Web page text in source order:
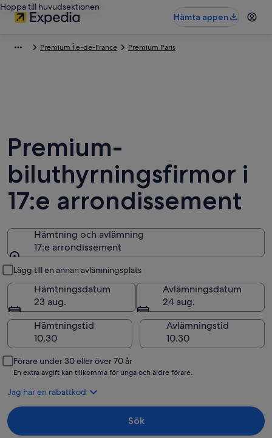
Hoppa till huvudsektionen
Hämta appen
Premium Île-de-France Premium Paris
Premium-
biluthyrningsfirmor i
17:e arrondissement
Hämtning och avlämning
17:e arrondissement
Lägg till en annan avlämningsplats
Hämtningsdatum
23 aug.
Avlämningsdatum
24 aug.
Hämtningstid
Avlämningstid
Förare under 30 eller över 70 år
En extra avgift kan tillkomma för unga och äldre förare.
Jag har en rabattkod
Sök